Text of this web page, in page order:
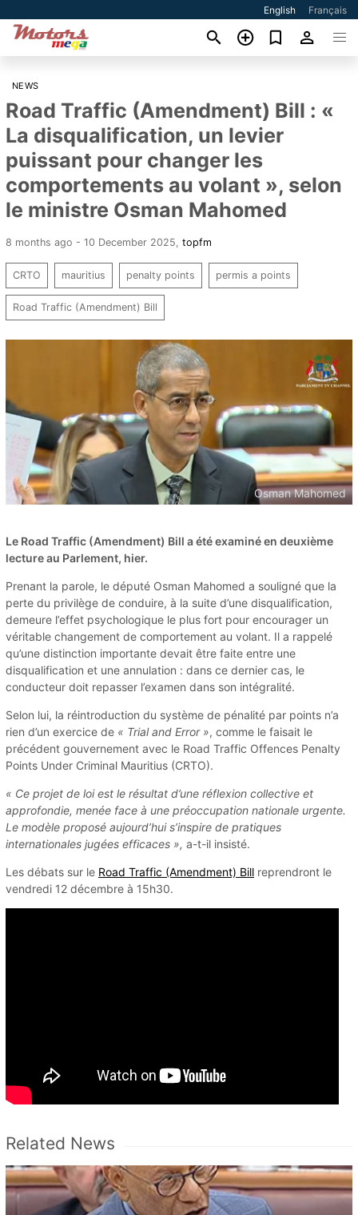
English Français
NEWS
Road Traffic (Amendment) Bill : «
La disqualification, un levier
puissant pour changer les
comportements au volant », selon
le ministre Osman Mahomed
8 months ago - 10 December 2025 topfm
CRTO mauritius penalty points permis a points
Road Traffic (Amendment) Bill
Osman Mahomed
Le Road Traffic (Amendment) Bill a été examiné en deuxième
lecture au Parlement, hier.
Prenant la parole, le député Osman Mahomed a souligné que la
perte du privilège de conduire, à la suite d’une disqualification,
demeure l’effet psychologique le plus fort pour encourager un
véritable changement de comportement au volant. Il a rappelé
qu’une distinction importante devait être faite entre une
disqualification et une annulation : dans ce dernier cas, le
conducteur doit repasser l’examen dans son intégralité.
Selon lui, la réintroduction du système de pénalité par points n’a
rien d’un exercice de « Trial and Error », comme le faisait le
précédent gouvernement avec le Road Traffic Offences Penalty
Points Under Criminal Mauritius (CRTO).
« Ce projet de loi est le résultat d’une réflexion collective et
approfondie, menée face à une préoccupation nationale urgente.
Le modèle proposé aujourd’hui s’inspire de pratiques
internationales jugées efficaces », a-t-il insisté.
Les débats sur le Road Traffic (Amendment) Bill reprendront le
vendredi 12 décembre à 15h30.
Related News